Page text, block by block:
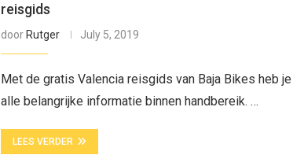
reisgids
door Rutger July 5, 2019
Met de gratis Valencia reisgids van Baja Bikes heb je
alle belangrijke informatie binnen handbereik. …
LEES VERDER